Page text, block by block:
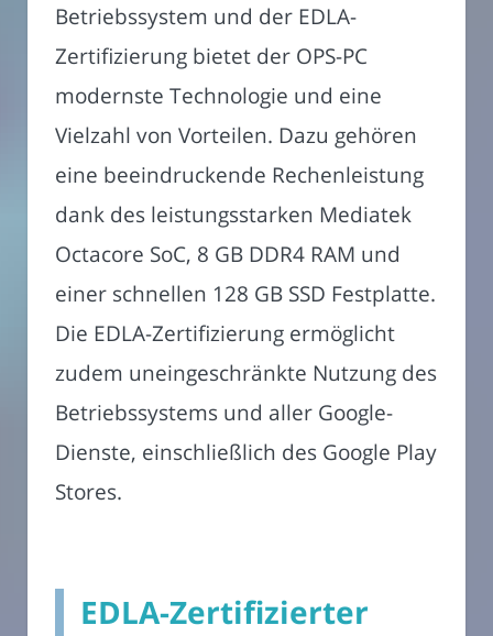
Betriebssystem und der EDLA-
Zertifizierung bietet der OPS-PC
modernste Technologie und eine
Vielzahl von Vorteilen. Dazu gehören
eine beeindruckende Rechenleistung
dank des leistungsstarken Mediatek
Octacore SoC, 8 GB DDR4 RAM und
einer schnellen 128 GB SSD Festplatte.
Die EDLA-Zertifizierung ermöglicht
zudem uneingeschränkte Nutzung des
Betriebssystems und aller Google-
Dienste, einschließlich des Google Play
Stores.
EDLA-Zertifizierter